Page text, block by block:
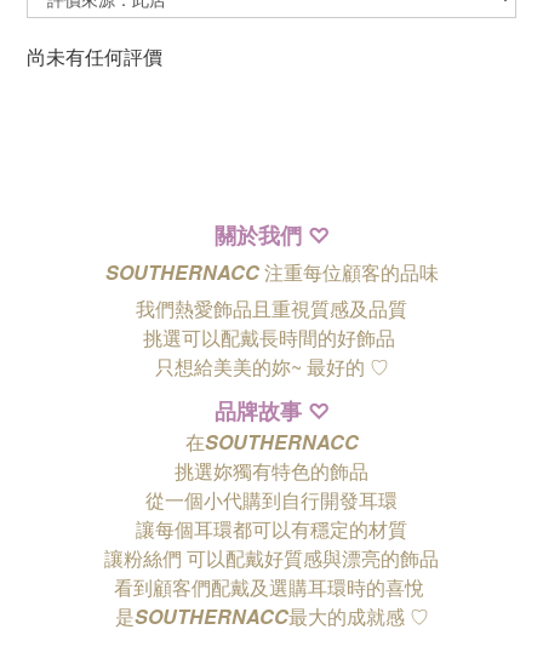
尚未有任何評價
關於我們 ♡
SOUTHERNACC注重每位顧客的品味
我們熱愛飾品且重視質感及品質
挑選可以配戴長時間的好飾品
只想給美美的妳~ 最好的 ♡
品牌故事 ♡
在SOUTHERNACC
挑選妳獨有特色的飾品
從一個小代購到自行開發耳環
讓每個耳環都可以有穩定的材質
讓粉絲們 可以配戴好質感與漂亮的飾品
看到顧客們配戴及選購耳環時的喜悅
是SOUTHERNACC最大的成就感 ♡